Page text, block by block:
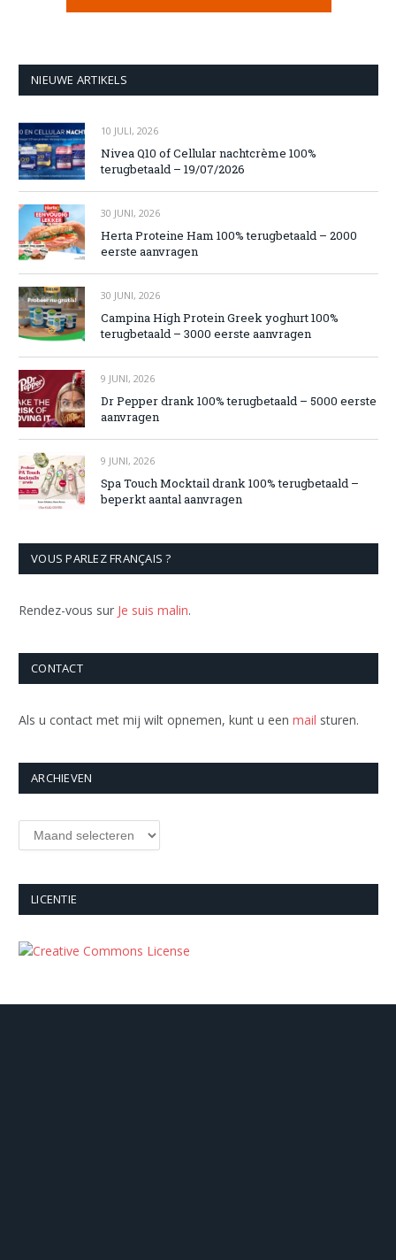
NIEUWE ARTIKELS
10 JULI, 2026
Nivea Q10 of Cellular nachtcrème 100%
terugbetaald – 19/07/2026
30 JUNI, 2026
Herta Proteine Ham 100% terugbetaald – 2000
eerste aanvragen
30 JUNI, 2026
Campina High Protein Greek yoghurt 100%
terugbetaald – 3000 eerste aanvragen
9 JUNI, 2026
Dr Pepper drank 100% terugbetaald – 5000 eerste
aanvragen
9 JUNI, 2026
Spa Touch Mocktail drank 100% terugbetaald –
beperkt aantal aanvragen
VOUS PARLEZ FRANÇAIS ?
Rendez-vous sur Je suis malin.
CONTACT
Als u contact met mij wilt opnemen, kunt u een mail sturen.
ARCHIEVEN
Archieven
LICENTIE